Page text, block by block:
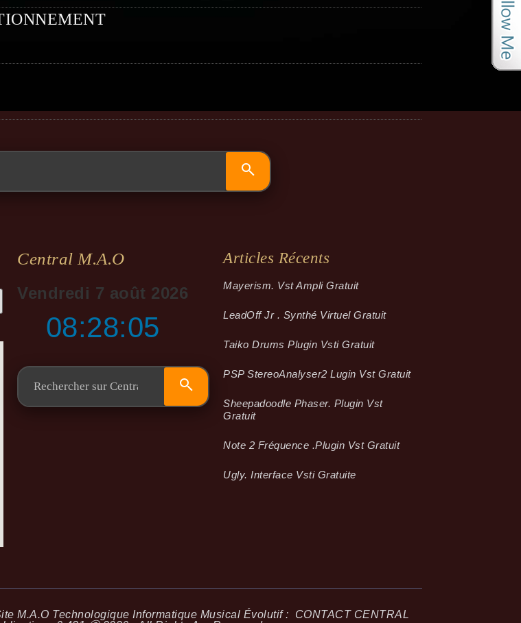
Central M.a.o
Vendredi 7 août 2026
08:28:06
Articles Récents
Mayerism. Vst Ampli Gratuit
LeadOff Jr . Synthé Virtuel Gratuit
Taiko Drums Plugin Vsti Gratuit
PSP StereoAnalyser2 Lugin Vst Gratuit
Sheepadoodle Phaser. Plugin Vst
Gratuit
Note 2 Fréquence .plugin Vst Gratuit
Ugly. Interface Vsti Gratuite
M.A.O Technologique Informatique Musical Évolutif : CONTACT CENTRAL